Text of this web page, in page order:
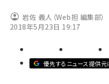
セミナー (2296)
meo (1274)
岩佐 義人（Web担 編集部）
2018年5月23日 19:17
優先するニュース提供元